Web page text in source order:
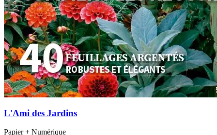
L'Ami des Jardins
Papier + Numérique